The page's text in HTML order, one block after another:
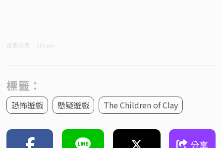
首圖來源：Steam
標籤：
恐怖遊戲 懸疑遊戲 The Children of Clay
分享